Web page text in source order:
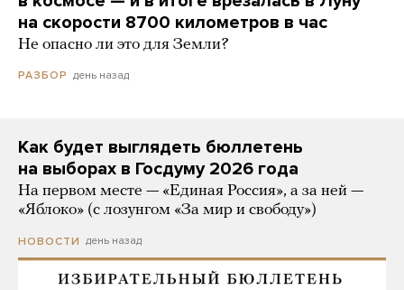
на скорости 8700 километров в час
Не опасно ли это для Земли?
РАЗБОР день назад
Как будет выглядеть бюллетень
на выборах в Госдуму 2026 года
На первом месте — «Единая Россия», а за ней —
«Яблоко» (с лозунгом «За мир и свободу»)
НОВОСТИ день назад